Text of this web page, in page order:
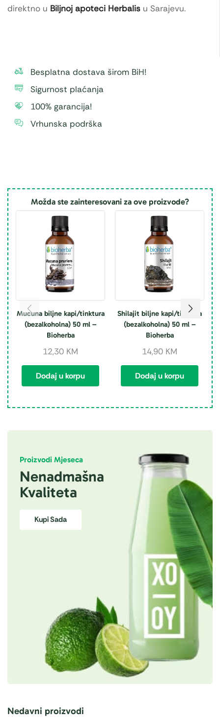
direktno u Biljnoj apoteci Herbalis u Sarajevu.
Besplatna dostava širom BiH!
Sigurnost plaćanja
100% garancija!
Vrhunska podrška
Možda ste zainteresovani za ove proizvode?
Mucuna biljne kapi/tinktura
(bezalkoholna) 50 ml –
Bioherba
12,30 KM
Dodaj u korpu
Shilajit biljne kapi/tinktura
(bezalkoholna) 50 ml –
Bioherba
14,90 KM
Dodaj u korpu
Proizvodi Mjeseca
Nenadmašna
Kvaliteta
Kupi Sada
Nedavni proizvodi